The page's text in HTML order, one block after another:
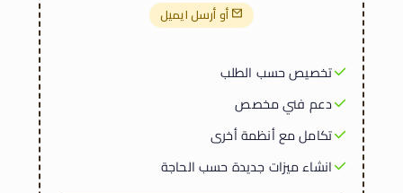
أو أرسل ايميل
تخصيص حسب الطلب
دعم فني مخصص
تكامل مع أنظمة أخرى
انشاء ميزات جديدة حسب الحاجة